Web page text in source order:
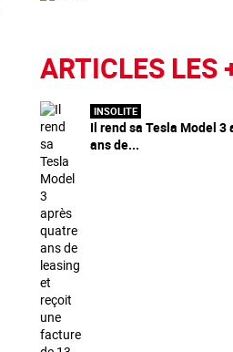
ARTICLES LES
INSOLITE
Il rend sa Tesla Model 3
ans de...